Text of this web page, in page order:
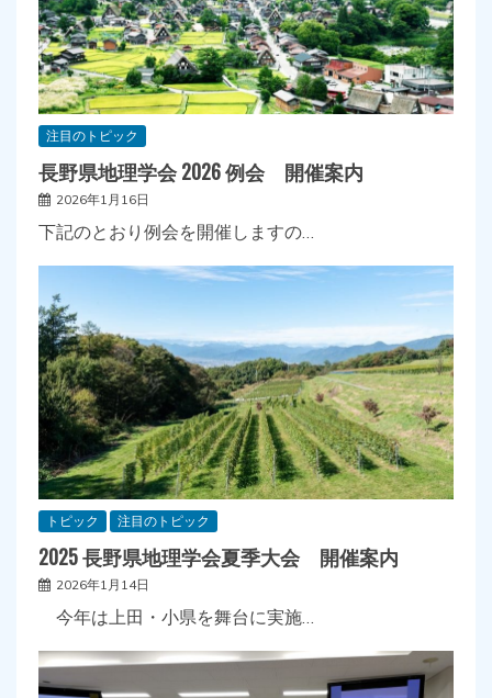
注目のトピック
長野県地理学会 2026 例会 開催案内
2026年1月16日
下記のとおり例会を開催しますの…
トピック 注目のトピック
2025 長野県地理学会夏季大会 開催案内
2026年1月14日
今年は上田・小県を舞台に実施…